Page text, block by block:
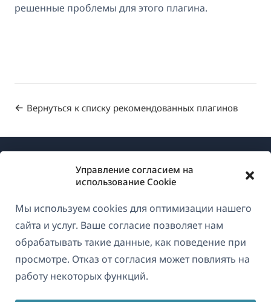
Управление согласием на
использование Cookie
Мы используем cookies для оптимизации нашего
сайта и услуг. Ваше согласие позволяет нам
обрабатывать такие данные, как поведение при
просмотре. Отказ от согласия может повлиять на
работу некоторых функций.
решенные проблемы для этого плагина.
Вернуться к списку рекомендованных плагинов
О WPML
GDPR и политика конфиденциальности
Присоединяйтесь к нашей команде
(открывается